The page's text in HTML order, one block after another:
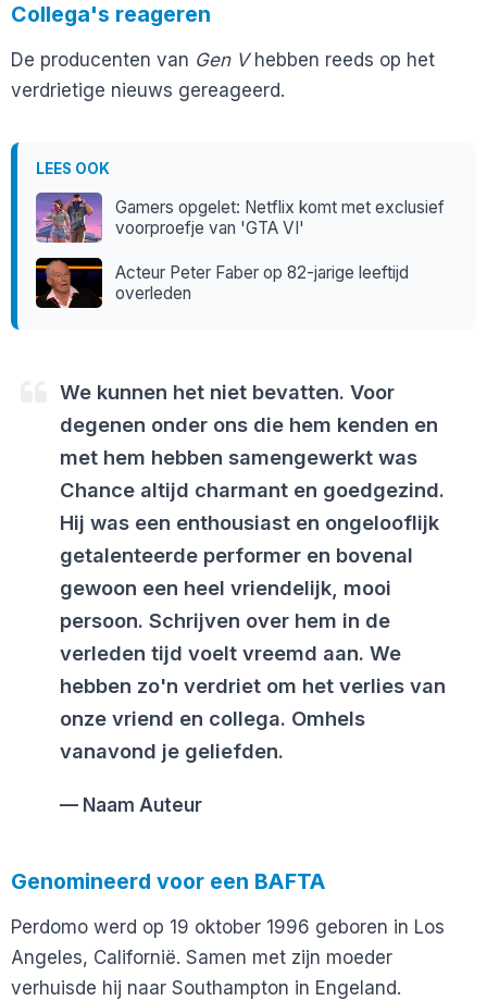
Collega's reageren
De producenten van Gen Vhebben reeds op het
verdrietige nieuws gereageerd.
LEES OOK
Gamers opgelet: Netflix komt met exclusief
voorproefje van 'GTA VI'
Acteur Peter Faber op 82-jarige leeftijd
overleden
We kunnen het niet bevatten. Voor
degenen onder ons die hem kenden en
met hem hebben samengewerkt was
Chance altijd charmant en goedgezind.
Hij was een enthousiast en ongelooflijk
getalenteerde performer en bovenal
gewoon een heel vriendelijk, mooi
persoon. Schrijven over hem in de
verleden tijd voelt vreemd aan. We
hebben zo'n verdriet om het verlies van
onze vriend en collega. Omhels
vanavond je geliefden.
Naam Auteur
Genomineerd voor een BAFTA
Perdomo werd op 19 oktober 1996 geboren in Los
Angeles, Californië. Samen met zijn moeder
verhuisde hij naar Southampton in Engeland.